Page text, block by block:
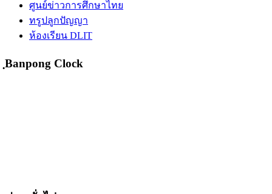
ศูนย์ข่าวการศึกษาไทย
ทรูปลูกปัญญา
ห้องเรียน DLIT
ฺBanpong Clock